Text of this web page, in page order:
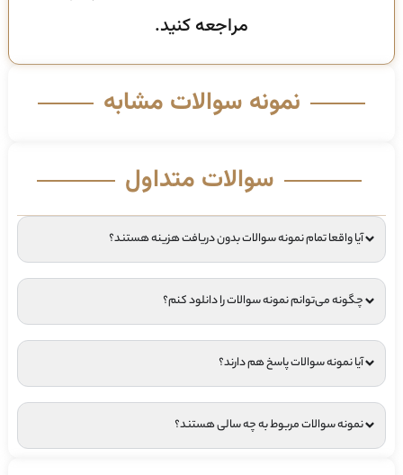
مراجعه کنید.
نمونه سوالات مشابه
سوالات متداول
آیا واقعا تمام نمونه سوالات بدون دریافت هزینه هستند؟
چگونه می‌توانم نمونه سوالات را دانلود کنم؟
آیا نمونه سوالات پاسخ هم دارند؟
نمونه سوالات مربوط به چه سالی هستند؟